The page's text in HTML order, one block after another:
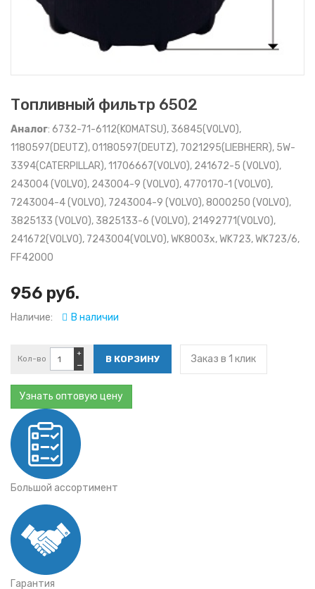
Топливный фильтр 6502
Аналог: 6732-71-6112(KOMATSU), 36845(VOLVO),
1180597(DEUTZ), 01180597(DEUTZ), 7021295(LIEBHERR), 5W-
3394(CATERPILLAR), 11706667(VOLVO), 241672-5 (VOLVO),
243004 (VOLVO), 243004-9 (VOLVO), 4770170-1 (VOLVO),
7243004-4 (VOLVO), 7243004-9 (VOLVO), 8000250 (VOLVO),
3825133 (VOLVO), 3825133-6 (VOLVO), 21492771(VOLVO),
241672(VOLVO), 7243004(VOLVO), WK8003x, WK723, WK723/6,
FF42000
956 руб.
Наличие: В наличии
Кол-во
−
+ Заказ в 1 клик
Узнать оптовую цену
Большой ассортимент
Гарантия